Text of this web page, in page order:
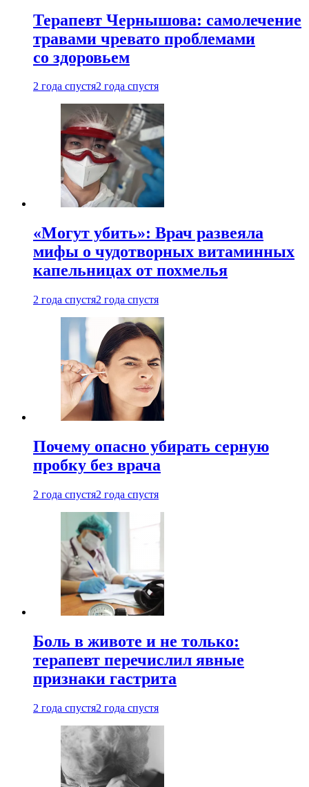
Терапевт Чернышова: самолечение
травами чревато проблемами
со здоровьем
2 года спустя2 года спустя
«Могут убить»: Врач развеяла
мифы о чудотворных витаминных
капельницах от похмелья
2 года спустя2 года спустя
Почему опасно убирать серную
пробку без врача
2 года спустя2 года спустя
Боль в животе и не только:
терапевт перечислил явные
признаки гастрита
2 года спустя2 года спустя